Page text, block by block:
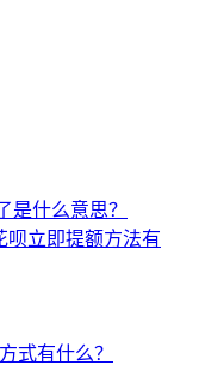
是什么意思？
呗立即提额方法有
式有什么？